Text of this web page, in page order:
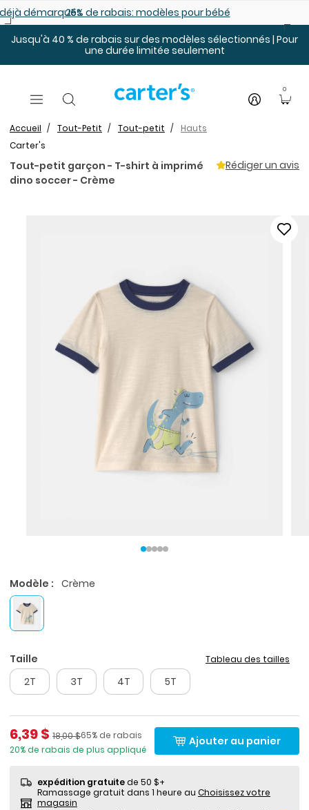
démarqués25% de rabais: modèles pour bébé
Jusqu'à 40 % de rabais sur des modèles sélectionnés | Pour
une durée limitée seulement
0
Accueil Tout-Petit Tout-petit
Hauts
Carter's
Tout-petit garçon - T-shirt à imprimé
dino soccer - Crème
Rédiger un avis
Modèle : Crème
Taille Tableau des tailles
2T 3T 4T 5T
Prix de solde
6,39 $ Pourcentage de rabais
65% de rabais
Prix ​​de détail suggéré par le fabricant
18,00 $
20% de rabais de plus appliqué
Ajouter au panier
expédition gratuitede 50 $+
Ramassage gratuit dans 1 heure au Choisissez votre
magasin